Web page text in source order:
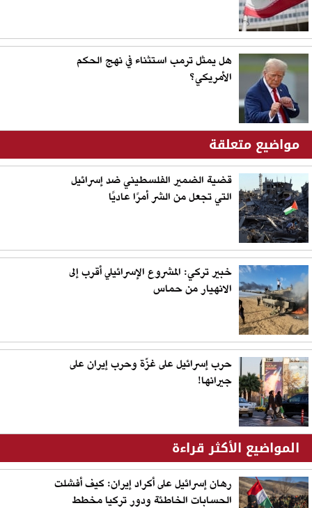
هل يمثل ترمب استثناء في نهج الحكم
الأمريكي؟
مواضيع متعلقة
قضية الضمير الفلسطيني ضد إسرائيل
التي تجعل من الشر أمرًا عاديًا
خبير تركي: المشروع الإسرائيلي أقرب إلى
الانهيار من حماس
حرب إسرائيل على غزّة وحرب إيران على
جيرانها!
المواضيع الأكثر قراءة
رهان إسرائيل على أكراد إيران: كيف أفشلت
الحسابات الخاطئة ودور تركيا مخطط